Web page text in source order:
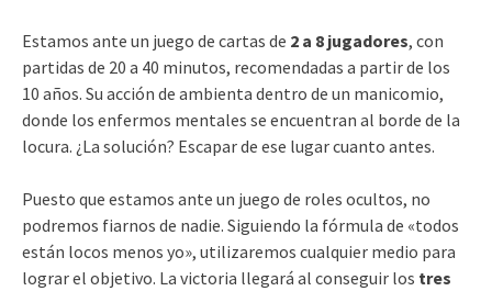
Estamos ante un juego de cartas de 2 a 8 jugadores, con
partidas de 20 a 40 minutos, recomendadas a partir de los
10 años. Su acción de ambienta dentro de un manicomio,
donde los enfermos mentales se encuentran al borde de la
locura. ¿La solución? Escapar de ese lugar cuanto antes.
Puesto que estamos ante un juego de roles ocultos, no
podremos fiarnos de nadie. Siguiendo la fórmula de «todos
están locos menos yo», utilizaremos cualquier medio para
lograr el objetivo. La victoria llegará al conseguir los tres